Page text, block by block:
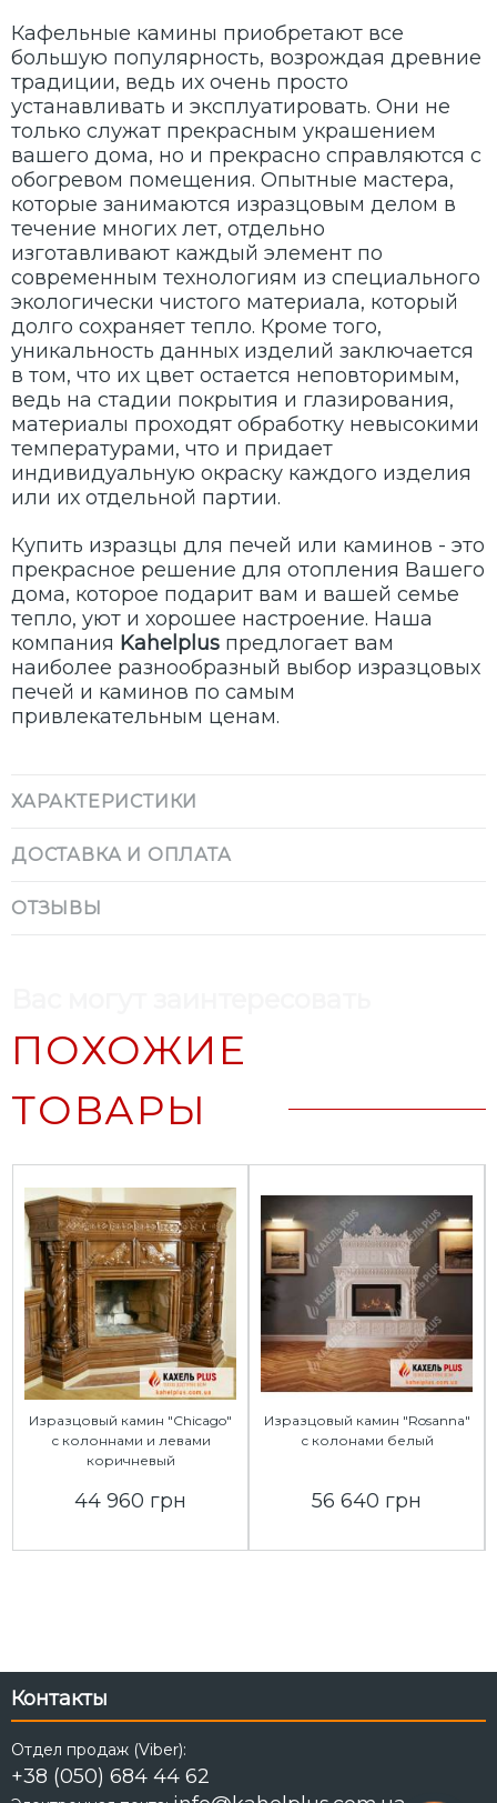
Кафельные камины приобретают все
большую популярность, возрождая древние
традиции, ведь их очень просто
устанавливать и эксплуатировать. Они не
только служат прекрасным украшением
вашего дома, но и прекрасно справляются с
обогревом помещения. Опытные мастера,
которые занимаются изразцовым делом в
течение многих лет, отдельно
изготавливают каждый элемент по
современным технологиям из специального
экологически чистого материала, который
долго сохраняет тепло. Кроме того,
уникальность данных изделий заключается
в том, что их цвет остается неповторимым,
ведь на стадии покрытия и глазирования,
материалы проходят обработку невысокими
температурами, что и придает
индивидуальную окраску каждого изделия
или их отдельной партии.
Купить изразцы для печей или каминов - это
прекрасное решение для отопления Вашего
дома, которое подарит вам и вашей семье
тепло, уют и хорошее настроение. Наша
компания Kahelplus предлогает вам
наиболее разнообразный выбор изразцовых
печей и каминов по самым
привлекательным ценам.
ХАРАКТЕРИСТИКИ
ДОСТАВКА И ОПЛАТА
ОТЗЫВЫ
ПОХОЖИЕ
ТОВАРЫ
Изразцовый камин "Chicago"
с колоннами и левами
коричневый
44 960 грн
Изразцовый камин "Rosanna"
с колонами белый
56 640 грн
Контакты
Отдел продаж (Viber):
+38 (050) 684 44 62